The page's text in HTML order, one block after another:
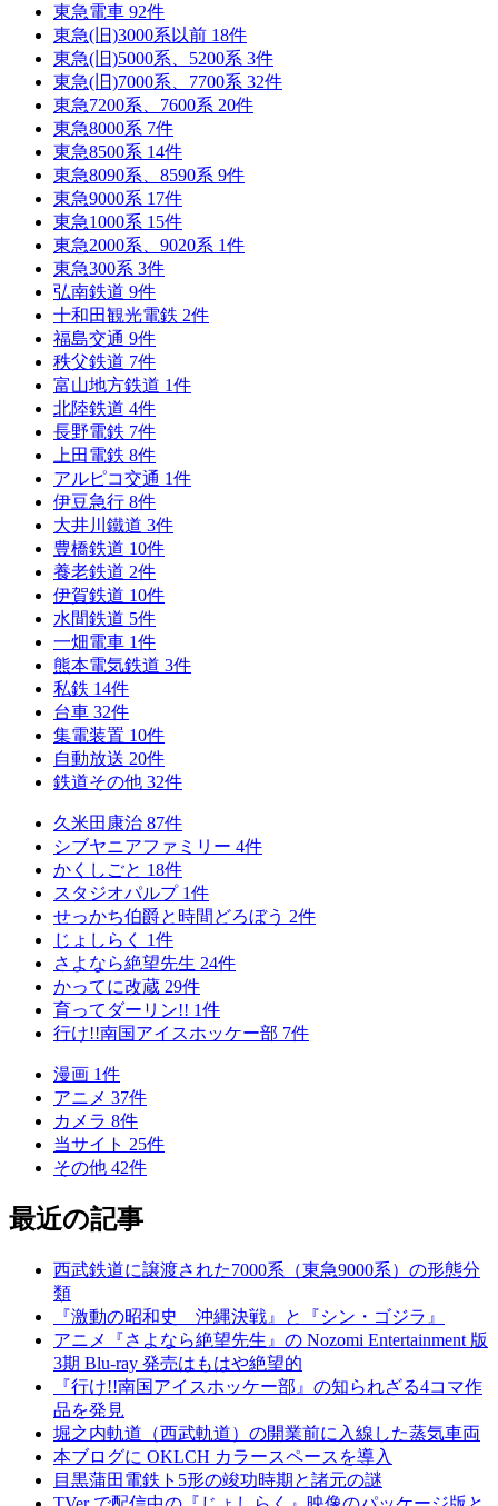
東急電車 92件
東急(旧)3000系以前 18件
東急(旧)5000系、5200系 3件
東急(旧)7000系、7700系 32件
東急7200系、7600系 20件
東急8000系 7件
東急8500系 14件
東急8090系、8590系 9件
東急9000系 17件
東急1000系 15件
東急2000系、9020系 1件
東急300系 3件
弘南鉄道 9件
十和田観光電鉄 2件
福島交通 9件
秩父鉄道 7件
富山地方鉄道 1件
北陸鉄道 4件
長野電鉄 7件
上田電鉄 8件
アルピコ交通 1件
伊豆急行 8件
大井川鐵道 3件
豊橋鉄道 10件
養老鉄道 2件
伊賀鉄道 10件
水間鉄道 5件
一畑電車 1件
熊本電気鉄道 3件
私鉄 14件
台車 32件
集電装置 10件
自動放送 20件
鉄道その他 32件
久米田康治 87件
シブヤニアファミリー 4件
かくしごと 18件
スタジオパルプ 1件
せっかち伯爵と時間どろぼう 2件
じょしらく 1件
さよなら絶望先生 24件
かってに改蔵 29件
育ってダーリン!! 1件
行け!!南国アイスホッケー部 7件
漫画 1件
アニメ 37件
カメラ 8件
当サイト 25件
その他 42件
最近の記事
西武鉄道に譲渡された7000系（東急9000系）の形態分
類
『激動の昭和史 沖縄決戦』と『シン・ゴジラ』
アニメ『さよなら絶望先生』の Nozomi Entertainment 版
3期 Blu-ray 発売はもはや絶望的
『行け!!南国アイスホッケー部』の知られざる4コマ作
品を発見
堀之内軌道（西武軌道）の開業前に入線した蒸気車両
本ブログに OKLCH カラースペースを導入
目黒蒲田電鉄ト5形の竣功時期と諸元の謎